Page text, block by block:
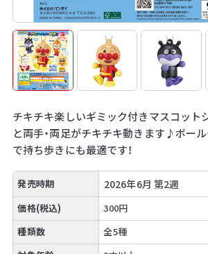
チキチキ楽しいギミック付きマスコット
と両手・両足がチキチキ動きます♪ボー
で持ち歩きにも最適です！
発売時期 2026年6月 第2週
価格(税込)
300円
種類数
全5種